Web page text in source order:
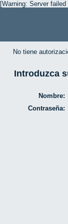
[Warning: Server
No tiene
Introduzca
Nombre:
Contraseña: